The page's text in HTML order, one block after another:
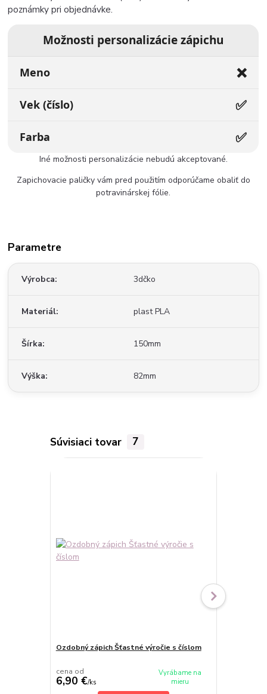
poznámky pri objednávke.
Možnosti personalizácie zápichu
Meno ❌
Vek (číslo) ✅
Farba ✅
Iné možnosti personalizácie nebudú akceptované.
Zapichovacie paličky vám pred použitím odporúčame obaliť do
potravinárskej fólie.
Parametre
Výrobca 3dčko
Materiál plast PLA
Šírka 150mm
Výška 82mm
Súvisiaci tovar 7
Ozdobný zápich Šťastné výročie s číslom
cena od
6,90 €/ks
Vyrábame na
mieru